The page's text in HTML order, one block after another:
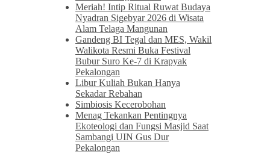
Meriah! Intip Ritual Ruwat Budaya
Nyadran Sigebyar 2026 di Wisata
Alam Telaga Mangunan
Gandeng BI Tegal dan MES, Wakil
Walikota Resmi Buka Festival
Bubur Suro Ke-7 di Krapyak
Pekalongan
Libur Kuliah Bukan Hanya
Sekadar Rebahan
Simbiosis Kecerobohan
Menag Tekankan Pentingnya
Ekoteologi dan Fungsi Masjid Saat
Sambangi UIN Gus Dur
Pekalongan